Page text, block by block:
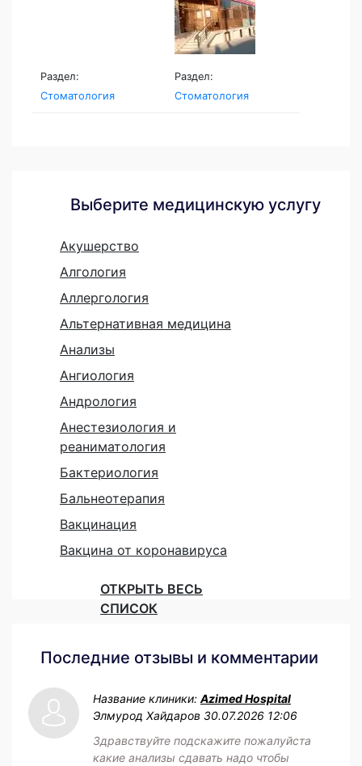
Раздел:
Стоматология
Раздел:
Стоматология
Выберите медицинскую услугу
Акушерство
Алгология
Аллергология
Альтернативная медицина
Анализы
Ангиология
Андрология
Анестезиология и
реаниматология
Бактериология
Бальнеотерапия
Вакцинация
Вакцина от коронавируса
ОТКРЫТЬ ВЕСЬ
СПИСОК
Последние отзывы и комментарии
Название клиники: Azimed Hospital
Элмурод Хайдаров 30.07.2026 12:06
Здравствуйте подскажите пожалуйста
какие анализы сдавать надо чтобы